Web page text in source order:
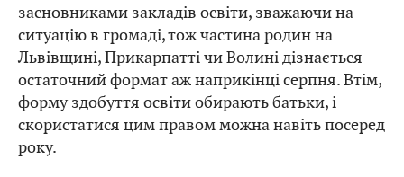
засновниками закладів освіти, зважаючи на
ситуацію в громаді, тож частина родин на
Львівщині, Прикарпатті чи Волині дізнається
остаточний формат аж наприкінці серпня. Втім,
форму здобуття освіти обирають батьки, і
скористатися цим правом можна навіть посеред
року.